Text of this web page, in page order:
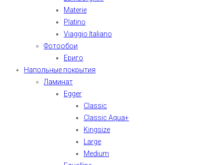
Materie
Platino
Viaggio Italiano
Фотообои
Ериго
Напольные покрытия
Ламинат
Egger
Classic
Classic Aqua+
Kingsize
Large
Medium